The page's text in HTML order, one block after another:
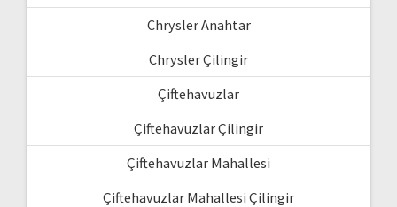
Chrysler Anahtar
Chrysler Çilingir
Çiftehavuzlar
Çiftehavuzlar Çilingir
Çiftehavuzlar Mahallesi
Çiftehavuzlar Mahallesi Çilingir